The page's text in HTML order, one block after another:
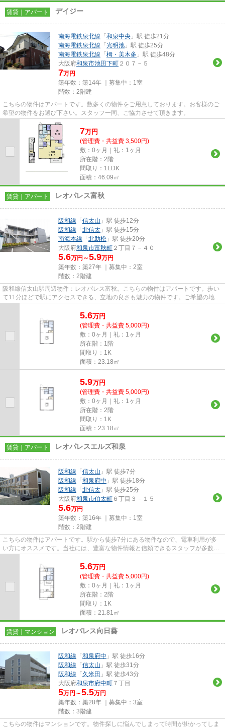
賃貸｜アパート デイジー
南海電鉄泉北線 「 和泉中央 」駅 徒歩21分
南海電鉄泉北線 「 光明池 」駅 徒歩25分
南海電鉄泉北線 「 栂・美木多 」駅 徒歩48分
大阪府和泉市池田下町 ２０７－５
7万円
築年数：築14年 ｜募集中： 1室
階数：2階建
こちらの物件はアパートです。数多くの物件をご用意しております。お客様のご
希望の物件をお選び下さい。スタッフ一同、ご協力させて頂きます。
7万円
(管理費・共益費 3,500円)
敷：0ヶ月｜礼：1ヶ月
所在階：2階
間取り：1LDK
面積：46.09㎡
賃貸｜アパート レオパレス富秋
阪和線 「 信太山 」駅 徒歩12分
阪和線 「 北信太 」駅 徒歩15分
南海本線 「 北助松 」駅 徒歩20分
大阪府和泉市富秋町 ２丁目７－４０
5.6万円～5.9万円
築年数：築27年 ｜募集中： 2室
階数：2階建
阪和線信太山駅周辺物件：レオパレス富秋。こちらの物件はアパートです。歩い
て11分ほどで駅にアクセスできる、立地の良さも魅力の物件です。ご希望の地域
5.6万円
(管理費・共益費 5,000円)
敷：0ヶ月｜礼：1ヶ月
所在階：1階
間取り：1K
面積：23.18㎡
5.9万円
(管理費・共益費 5,000円)
敷：0ヶ月｜礼：1ヶ月
所在階：2階
間取り：1K
面積：23.18㎡
賃貸｜アパート レオパレスエルズ和泉
阪和線 「 信太山 」駅 徒歩7分
阪和線 「 和泉府中 」駅 徒歩18分
阪和線 「 北信太 」駅 徒歩25分
大阪府和泉市伯太町 ６丁目３－１５
5.6万円
築年数：築16年 ｜募集中： 1室
階数：2階建
こちらの物件はアパートです。駅から徒歩7分にある物件なので、電車利用が多
い方にオススメです。当社には、豊富な物件情報と信頼できるスタッフが多数在
5.6万円
(管理費・共益費 5,000円)
敷：0ヶ月｜礼：1ヶ月
所在階：2階
間取り：1K
面積：21.81㎡
賃貸｜マンション レオパレス向日葵
阪和線 「 和泉府中 」駅 徒歩16分
阪和線 「 信太山 」駅 徒歩31分
阪和線 「 久米田 」駅 徒歩43分
大阪府和泉市府中町 ７丁目
5万円～5.5万円
築年数：築28年 ｜募集中： 3室
階数：3階建
こちらの物件はマンションです。物件探しに悩んでしまって時間が掛かってしま